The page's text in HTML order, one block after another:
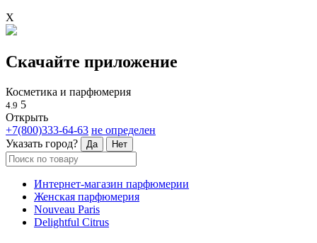
X
Скачайте приложение
Косметика и парфюмерия
4.9 5
Открыть
+7(800)333-64-63 не определен
Указать город?
Да Нет
Интернет-магазин парфюмерии
Женская парфюмерия
Nouveau Paris
Delightful Citrus